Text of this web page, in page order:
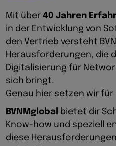
Mit über 40 Jahren
in der Entwicklung von
den Vertrieb versteht
Herausforderungen, die
Digitalisierung für
sich bringt.
Genau hier setzen wir für
BVNMglobal
bietet dir
Know-how und speziell
diese